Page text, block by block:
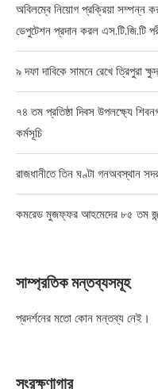
অবিলম্বে নিয়োগ প্রক্রিয়া সম্পন্ন
ডেপুটেশন প্রদান করল এস.টি.জি.টি
৯ দফা দাবিকে সামনে রেখে ত্রিপুরা
৭৪ তম প্রতিষ্ঠা দিবস উপলক্ষ্যে
কর্মসূচি
রাজধানীতে তিন ঘণ্টা গনঅবস্থান
কমরেড মুজফ্ফর আহমেদের ৮৫ তম
সাম্প্রতিক মন্তব্যসমূহ
প্রদর্শনের মতো কোন মন্তব্য নেই।
সংরক্ষণাগার